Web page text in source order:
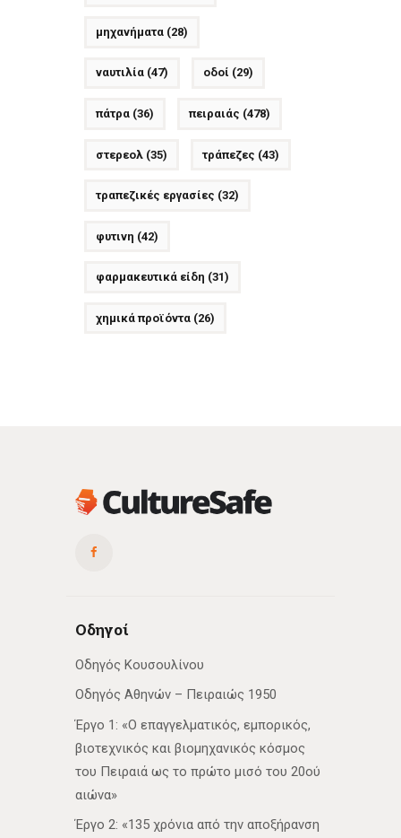
μηχανήματα(28)
ναυτιλία(47) οδοί (29)
πάτρα(36) πειραιάς (478)
στερεολ(35) τράπεζες (43)
τραπεζικές εργασίες (32)
φυτινη (42)
φαρμακευτικά είδη (31)
χημικά προϊόντα(26)
Οδηγοί
Οδηγός Κουσουλίνου
Οδηγός Αθηνών – Πειραιώς 1950
Έργο 1: «Ο επαγγελματικός, εμπορικός,
βιοτεχνικός και βιομηχανικός κόσμος
του Πειραιά ως το πρώτο μισό του 20ού
αιώνα»
Έργο 2: «135 χρόνια από την αποξήρανση